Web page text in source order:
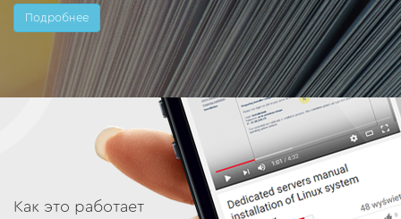
Подробнее
Как это работает